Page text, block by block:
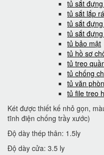
tủ sắt
tủ sắt lắp
tủ sắt
tủ sắt
tủ bảo mật
tủ hồ sơ
tủ treo
tủ chống
tủ văn
tủ file treo
Két được thiết kế nhỏ gọn,
tĩnh điện chống trầy xước)
Độ dày thép thân: 1.5ly
Độ dày cửa: 3.5 ly